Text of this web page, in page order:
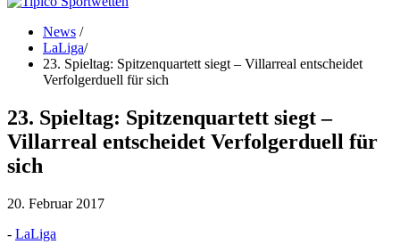
News /
LaLiga/
23. Spieltag: Spitzenquartett siegt – Villarreal entscheidet
Verfolgerduell für sich
23. Spieltag: Spitzenquartett siegt –
Villarreal entscheidet Verfolgerduell für
sich
20. Februar 2017
- LaLiga